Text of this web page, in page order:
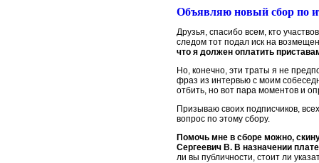
Объявляю новый сбор по
Друзья, спасибо всем, кто
следом тот подал иск на
что я должен оплатить
Но, конечно, эти траты я не
фраз из интервью с моим
отбить, но вот пара моментов и
Призываю своих подписчиков,
вопрос по этому сбору.
Помочь мне в сборе можно,
Сергеевич В. В назначении
ли вы публичности, стоит ли